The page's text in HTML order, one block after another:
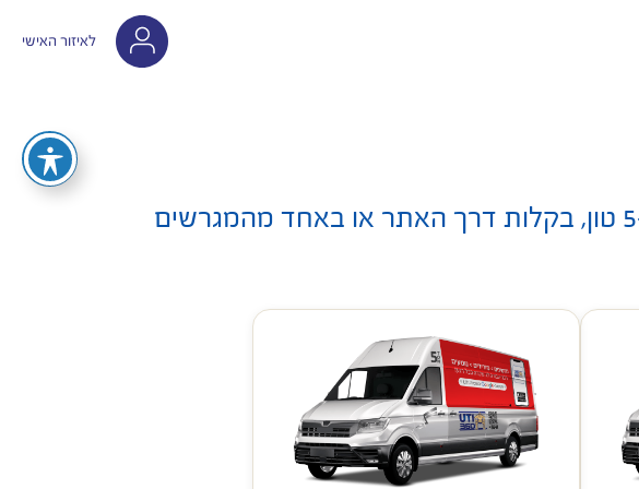
לאיזור האישי
3.5, 3.9 ו-5 טון, בקלות דרך האתר או באחד מהמגרשים